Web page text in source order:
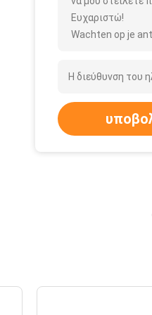
Ευχαριστώ!
Wachten op je